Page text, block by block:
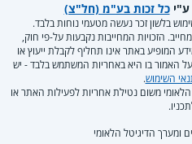
ע"יכל זכות בע"מ (חל"צ)
בלשון זכר נעשה מטעמי נוחות בלבד.
הזכויות המחייבות נקבעות על-פי חוק,
המופיע באתר אינו תחליף לקבלת ייעוץ או
האמור בו היא באחריות המשתמש בלבד - יש
השימוש.
משום נטילת אחריות לפעילות האתר או
ומערך הדיגיטל הלאומי